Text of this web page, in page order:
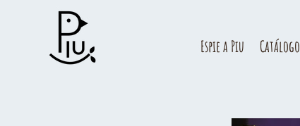
Espie a Piu Catálogo